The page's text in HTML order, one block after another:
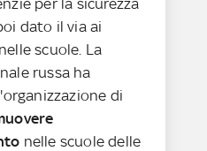
dato il via ai
nelle scuole. La
russa ha
di
nelle scuole delle